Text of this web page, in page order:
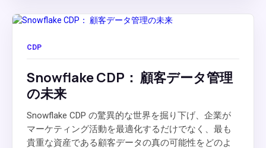
CDP
Snowflake CDP： 顧客データ管理
の未来
Snowflake CDP の驚異的な世界を掘り下げ、企業が
マーケティング活動を最適化するだけでなく、最も
貴重な資産である顧客データの真の可能性をどのよ